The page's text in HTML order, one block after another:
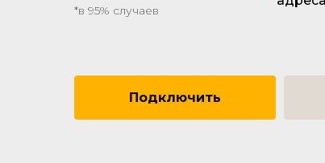
Подключить
*в 95% случаев